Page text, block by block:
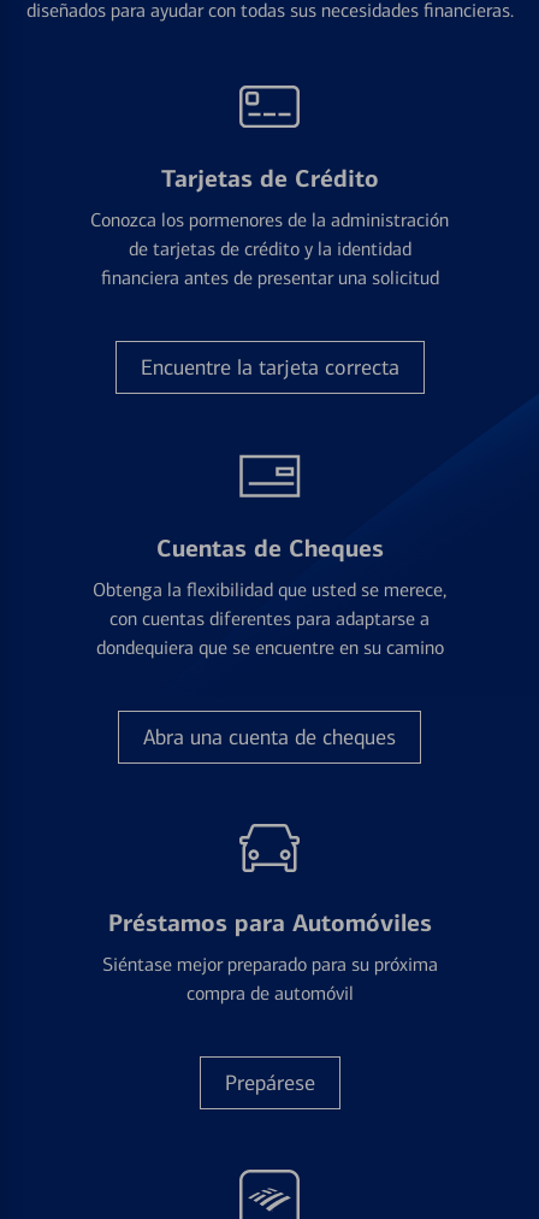
diseñados para ayudar con todas sus necesidades financieras.
Tarjetas de Crédito
Conozca los pormenores de la administración
de tarjetas de crédito y la identidad
financiera antes de presentar una solicitud
Encuentre la tarjeta correcta
Cuentas de Cheques
Obtenga la flexibilidad que usted se merece,
con cuentas diferentes para adaptarse a
dondequiera que se encuentre en su camino
Abra una cuenta de cheques
Préstamos para Automóviles
Siéntase mejor preparado para su próxima
compra de automóvil
Prepárese